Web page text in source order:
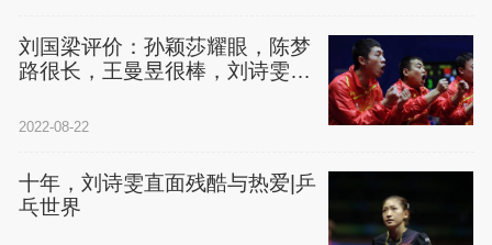
刘国梁评价：孙颖莎耀眼，陈梦
路很长，王曼昱很棒，刘诗雯传
2022-08-22
十年，刘诗雯直面残酷与热爱|乒
乓世界